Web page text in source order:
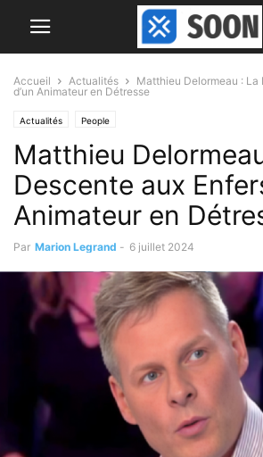
Accueil Actualités
Matthieu Delormeau : La
d’un Animateur en Détresse
Actualités People
Matthieu
Descente aux
Animateur en
Par Marion Legrand - 6 juillet 2024